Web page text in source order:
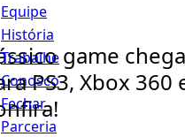
Equipe
História
Trabalhe
Conosco
Fechar
Parceria
game chega
PS3, Xbox 360